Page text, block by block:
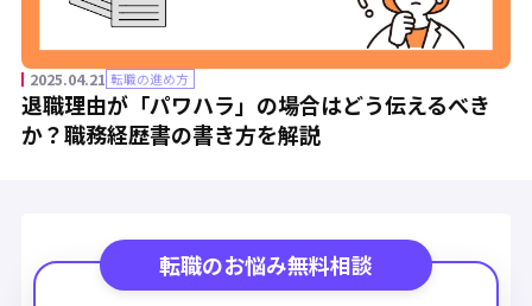
2025.04.21 転職の進め方
退職理由が「パワハラ」の場合はどう伝えるべき
か？職務経歴書の書き方を解説
転職のお悩み無料相談